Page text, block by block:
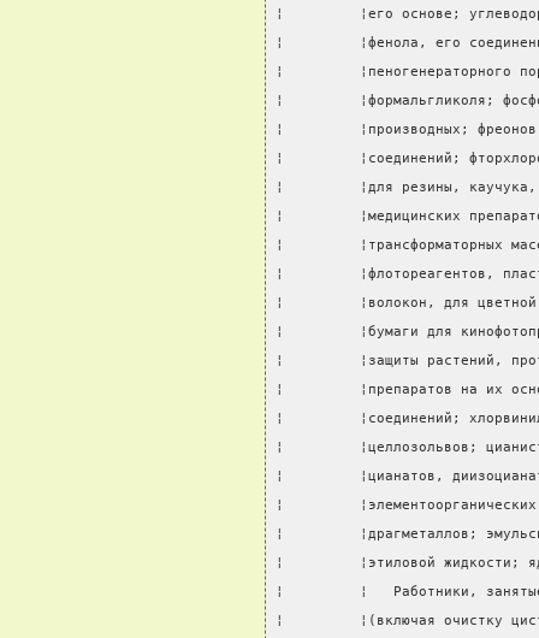
¦         ¦его основе;
¦         ¦фенола, его
¦         ¦пеногенераторного
¦         ¦формальгликоля;
¦         ¦производных; фреонов
¦         ¦соединений;
¦         ¦для резины, каучука,
¦         ¦медицинских
¦         ¦трансформаторных
¦         ¦флотореагентов,
¦         ¦волокон, для
¦         ¦бумаги для
¦         ¦защиты растений,
¦         ¦препаратов на их
¦         ¦соединений;
¦         ¦целлозольвов;
¦         ¦цианатов,
¦
¦         ¦драгметаллов;
¦         ¦этиловой
¦         ¦   Работники,
¦         ¦(включая очистку